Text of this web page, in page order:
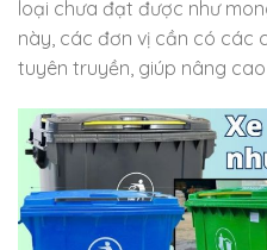
loại chưa đạt được như
này, các đơn vị cần có các
tuyên truyền, giúp nâng